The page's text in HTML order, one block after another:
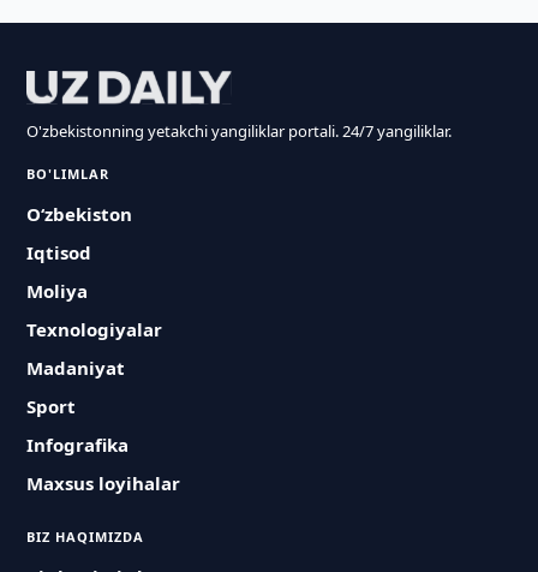
O'zbekistonning yetakchi yangiliklar portali. 24/7 yangiliklar.
BO'LIMLAR
O‘zbekiston
Iqtisod
Moliya
Texnologiyalar
Madaniyat
Sport
Infografika
Maxsus loyihalar
BIZ HAQIMIZDA